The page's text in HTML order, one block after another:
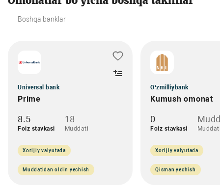
Boshqa banklar
Universal bank
Prime
8.5
Foiz stavkasi
18
Muddati
Xorijiy valyutada
Muddatidan oldin yechish
O‘zmilliybank
Kumush omonat
0
Foiz stavkasi
Xorijiy valyutada
Qisman yechish